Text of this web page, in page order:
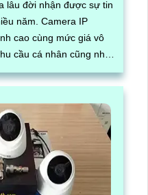
lâu đời nhận được sự tin
IP
cao cùng mức giá vô
cầu cá nhân cũng như